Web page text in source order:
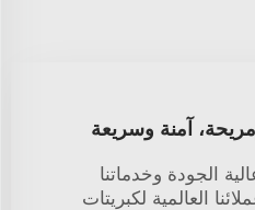
آمنة وسريعة
الجودة وخدماتنا
العالمية لكبريتات